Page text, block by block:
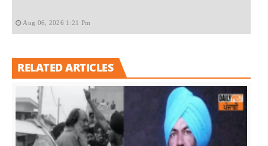
Aug 06, 2026 1:21 Pm
RELATED ARTICLES